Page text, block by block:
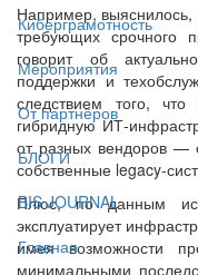
Киберграмотность
Мероприятия
От партнёров
БЛОГИ
BIS JOURNAL
Главная
Например, выяснилось,
требующих срочного
говорит об
поддержки и
следствием того,
гибридную ИТ-
от разных вендоров —
собственные legacy-
Плюс, по данным
эксплуатирует
имея возможности
минимальными